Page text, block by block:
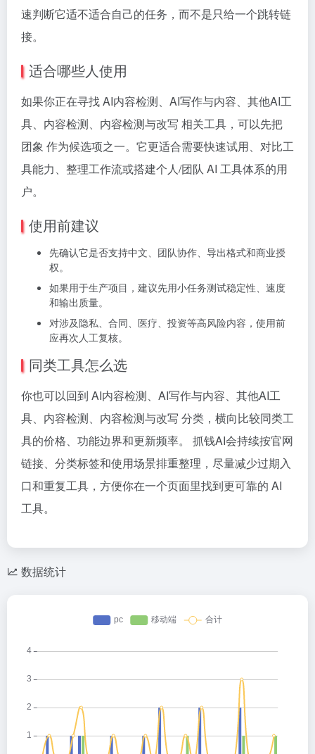
速判断它适不适合自己的任务，而不是只给一个跳转链
接。
适合哪些人使用
如果你正在寻找 AI内容检测、AI写作与内容、其他AI工
具、内容检测、内容检测与改写 相关工具，可以先把
团象 作为候选项之一。它更适合需要快速试用、对比工
具能力、整理工作流或搭建个人/团队 AI 工具体系的用
户。
使用前建议
先确认它是否支持中文、团队协作、导出格式和商业授
权。
如果用于生产项目，建议先用小任务测试稳定性、速度
和输出质量。
对涉及隐私、合同、医疗、投资等高风险内容，使用前
应再次人工复核。
同类工具怎么选
你也可以回到 AI内容检测、AI写作与内容、其他AI工
具、内容检测、内容检测与改写 分类，横向比较同类工
具的价格、功能边界和更新频率。 抓钱AI会持续按官网
链接、分类标签和使用场景排重整理，尽量减少过期入
口和重复工具，方便你在一个页面里找到更可靠的 AI
工具。
数据统计